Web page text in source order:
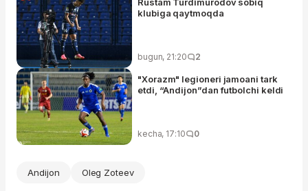
Rustam Turdimurodov sobiq
klubiga qaytmoqda
bugun, 21:20 2
"Xorazm" legioneri jamoani tark
etdi, “Andijon”dan futbolchi keldi
kecha, 17:10 0
Andijon Oleg Zoteev